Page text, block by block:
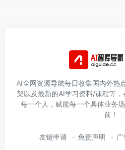
AI全网资源导航每日收集国内外热
架以及最新的AI学习资料/课程等
每一个人，赋能每一个具体业务
前！
友链申请 免责声明